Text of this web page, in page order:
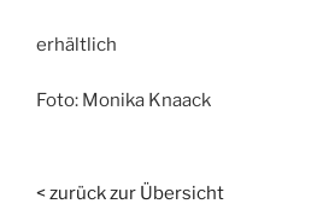
erhältlich
Foto: Monika Knaack
< zurück zur Übersicht